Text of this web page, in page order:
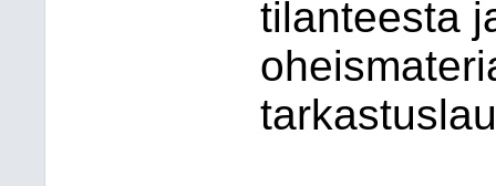
tilanteesta